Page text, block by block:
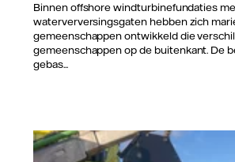
Binnen offshore windturbinefundaties
waterverversingsgaten hebben zich
gemeenschappen ontwikkeld die
gemeenschappen op de buitenkant. De
gebas...